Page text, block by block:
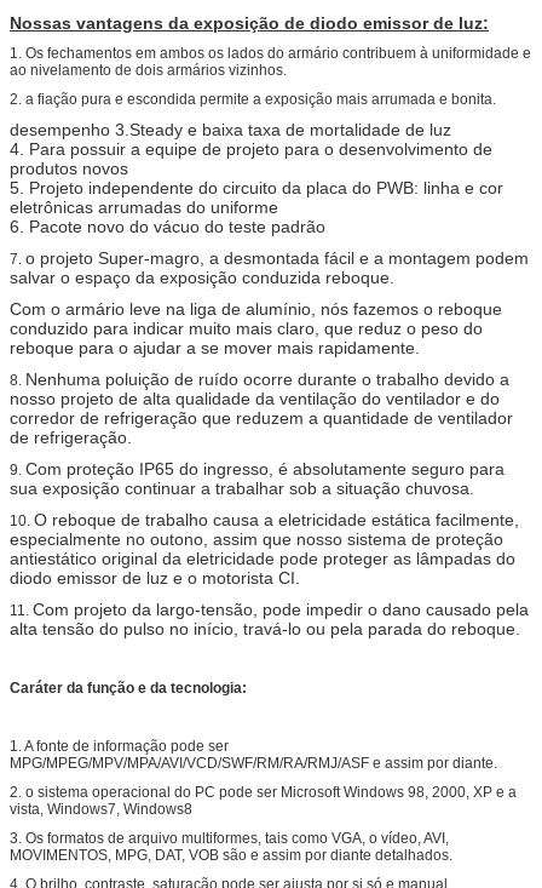
Nossas vantagens da exposição de diodo emissor de luz:
1. Os fechamentos em ambos os lados do armário contribuem à uniformidade e
ao nivelamento de dois armários vizinhos.
2. a fiação pura e escondida permite a exposição mais arrumada e bonita.
desempenho 3.Steady e baixa taxa de mortalidade de luz
4. Para possuir a equipe de projeto para o desenvolvimento de
produtos novos
5. Projeto independente do circuito da placa do PWB: linha e cor
eletrônicas arrumadas do uniforme
6. Pacote novo do vácuo do teste padrão
7. o projeto Super-magro, a desmontada fácil e a montagem podem
salvar o espaço da exposição conduzida reboque.
Com o armário leve na liga de alumínio, nós fazemos o reboque
conduzido para indicar muito mais claro, que reduz o peso do
reboque para o ajudar a se mover mais rapidamente.
8. Nenhuma poluição de ruído ocorre durante o trabalho devido a
nosso projeto de alta qualidade da ventilação do ventilador e do
corredor de refrigeração que reduzem a quantidade de ventilador
de refrigeração.
9. Com proteção IP65 do ingresso, é absolutamente seguro para
sua exposição continuar a trabalhar sob a situação chuvosa.
10. O reboque de trabalho causa a eletricidade estática facilmente,
especialmente no outono, assim que nosso sistema de proteção
antiestático original da eletricidade pode proteger as lâmpadas do
diodo emissor de luz e o motorista CI.
11. Com projeto da largo-tensão, pode impedir o dano causado pela
alta tensão do pulso no início, travá-lo ou pela parada do reboque.
Caráter da função e da tecnologia:
1. A fonte de informação pode ser
MPG/MPEG/MPV/MPA/AVI/VCD/SWF/RM/RA/RMJ/ASF e assim por diante.
2. o sistema operacional do PC pode ser Microsoft Windows 98, 2000, XP e a
vista, Windows7, Windows8
3. Os formatos de arquivo multiformes, tais como VGA, o vídeo, AVI,
MOVIMENTOS, MPG, DAT, VOB são e assim por diante detalhados.
4. O brilho, contraste, saturação pode ser ajusta por si só e manual.